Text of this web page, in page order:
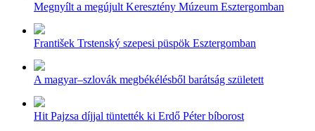
Megnyílt a megújult Keresztény Múzeum Esztergomban
František Trstenský szepesi püspök Esztergomban
A magyar–szlovák megbékélésből barátság született
Hit Pajzsa díjjal tüntették ki Erdő Péter bíborost